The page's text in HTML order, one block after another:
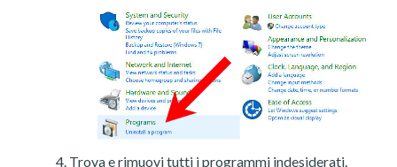
Trova e rimuovi tutti i programmi indesiderati.